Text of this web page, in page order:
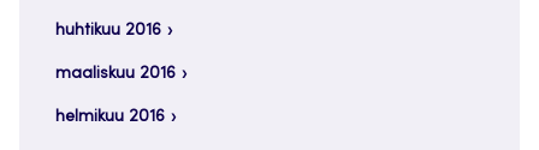
huhtikuu 2016
maaliskuu 2016
helmikuu 2016